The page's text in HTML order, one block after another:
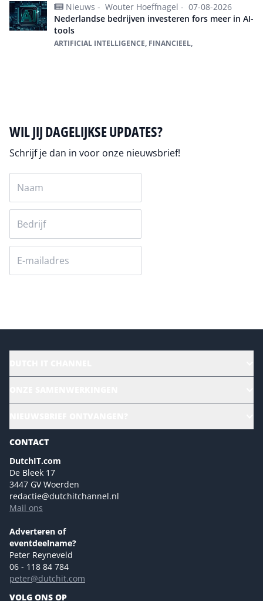
Nieuws - Wouter Hoeffnagel - 07-08-2026
Nederlandse bedrijven investeren fors meer in AI-
tools
ARTIFICIAL INTELLIGENCE, FINANCIEEL,
WIL JIJ DAGELIJKSE UPDATES?
Schrijf je dan in voor onze nieuwsbrief!
Magazines
Marketingmogelijkheden 2026
Eventmogelijkheden 2026
Advertising opportunities 2026 ENG
Event opportunities 2026 ENG
NL Digital
Versturen
CONTACT
DutchIT.com
De Bleek 17
3447 GV Woerden
redactie@dutchitchannel.nl
Mail ons
Adverteren of
eventdeelname?
Peter Reyneveld
06 - 118 84 784
peter@dutchit.com
VOLG ONS OP